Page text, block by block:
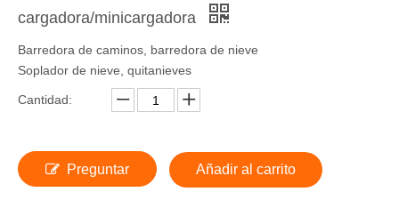
cargadora/minicargadora
Barredora de caminos, barredora de nieve
Soplador de nieve, quitanieves
Cantidad:
Preguntar Añadir al carrito